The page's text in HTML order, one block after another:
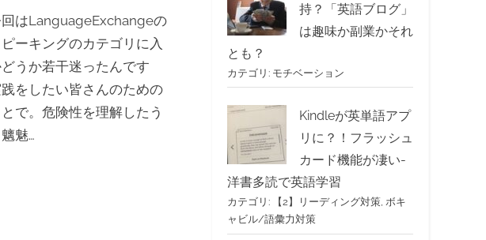
はLanguageExchangeの
ーキングのカテゴリに入
うか若干迷ったんです
をしたい皆さんのための
で。危険性を理解したう
魅…
持？「英語ブログ」
は趣味か副業かそれ
とも？
カテゴリ: モチベーション
Kindleが英単語アプ
リに？！フラッシュ
カード機能が凄い-
洋書多読で英語学習
カテゴリ: 【2】リーディング対策, ボキ
ャビル/語彙力対策